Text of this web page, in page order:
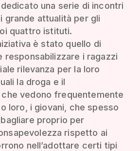
una serie di incontri
grande attualità per gli
quattro istituti.
è stato quello di
responsabilizzare i ragazzi
rilevanza per la loro
la droga e il
vedono frequentemente
loro, i giovani, che spesso
proprio per
rispetto ai
nell’adottare certi tipi